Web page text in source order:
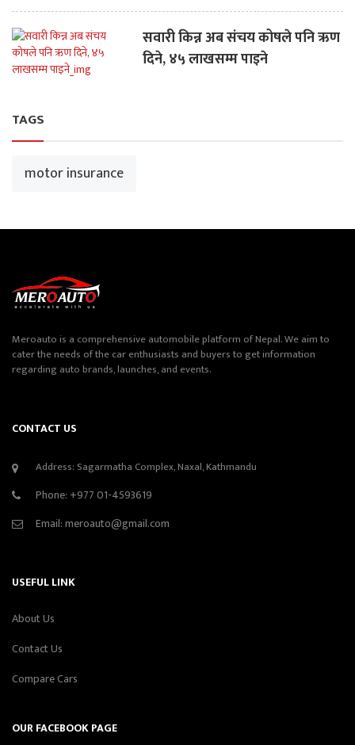
सवारी किन्न अब संचय कोषले पनि ऋण
दिने, ४५ लाखसम्म पाइने
TAGS
motor insurance
Meroauto is a comprehensive automobile platform of Nepal. We aim to
cater the needs of the car enthusiasts and buyers to get information
regarding auto brands, launches, and events.
CONTACT US
Address: Sagarmatha Complex, Naxal, Kathmandu
Phone: +977 01-4593619
Email:meroauto@gmail.com
USEFUL LINK
About Us
Contact Us
Compare Cars
OUR FACEBOOK PAGE